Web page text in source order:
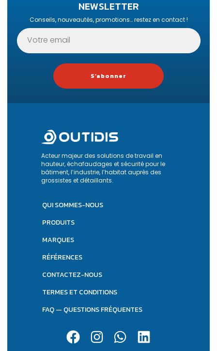
NEWSLETTER
Conseils, nouveautés, promotions… restez en contact !
S’abonner
Acteur majeur des solutions de travail en
hauteur, échafaudages et sécurité pour le
bâtiment, l’industrie, l’habitat auprès des
grossistes et détaillants.
QUI SOMMES-NOUS
PRODUITS
MARQUES
RÉFÉRENCES
CONTACTEZ-NOUS
TERMES ET CONDITIONS
FAQ — QUESTIONS FRÉQUENTES